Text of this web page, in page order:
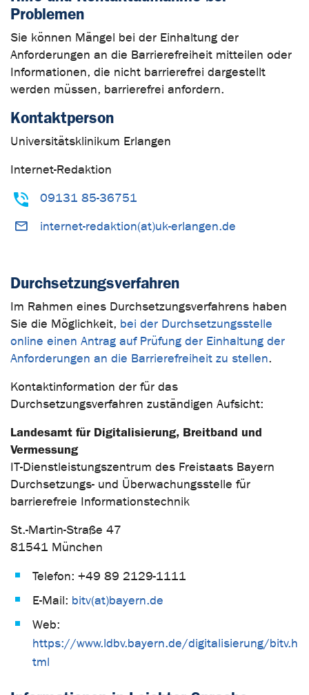
Problemen
Sie können Mängel bei der Einhaltung der
Anforderungen an die Barrierefreiheit mitteilen oder
Informationen, die nicht barrierefrei dargestellt
werden müssen, barrierefrei anfordern.
Kontaktperson
Universitätsklinikum Erlangen
Internet-Redaktion
09131 85-36751
internet-redaktion(at)uk-erlangen.de
Durchsetzungsverfahren
Im Rahmen eines Durchsetzungsverfahrens haben
Sie die Möglichkeit, bei der Durchsetzungsstelle
online einen Antrag auf Prüfung der Einhaltung der
Anforderungen an die Barrierefreiheit zu stellen.
Kontaktinformation der für das
Durchsetzungsverfahren zuständigen Aufsicht:
Landesamt für Digitalisierung, Breitband und
Vermessung
IT-Dienstleistungszentrum des Freistaats Bayern
Durchsetzungs- und Überwachungsstelle für
barrierefreie Informationstechnik
St.-Martin-Straße 47
81541 München
Telefon: +49 89 2129-1111
E-Mail: bitv(at)bayern.de
Web:
https://www.ldbv.bayern.de/digitalisierung/bitv.h
tml